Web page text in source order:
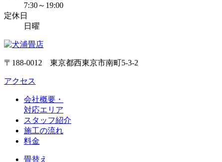
7:30～19:00
定休日
日曜
〒188-0012 東京都西東京市南町5-3-2
アクセス
会社概要・
対応エリア
スタッフ紹介
施工の流れ
料金
畳替え